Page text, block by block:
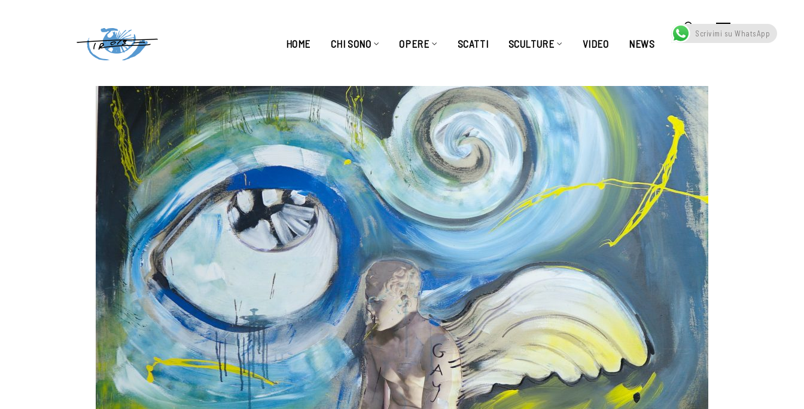
HOME CHI SONO OPERE SCATTI SCULTURE VIDEO NEWS
Scrivimi su WhatsApp